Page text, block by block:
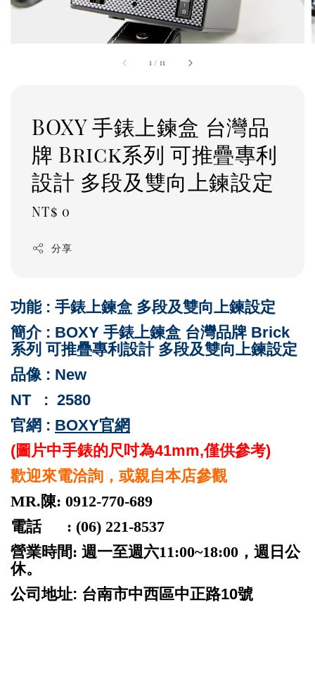
1 / 11
BOXY 手錶上鍊盒 台灣品
牌 Brick系列 可推疊專利
設計 多段及雙向上鍊設定
Regular
NT$ 0
分享
功能 : 手錶上鍊盒 多段及雙向上鍊設定
簡介 : BOXY 手錶上鍊盒 台灣品牌 Brick
系列 可推疊專利設計 多段及雙向上鍊設定
品像 : New
NT : 2580
官網 : BOXY官網
(圖片中手錶的尺吋為41mm,僅供參考)
歡迎來電洽詢，或親自本店參觀
MR.陳: 0912-770-689
電話 : (06) 221-8537
營業時間: 週一至週六11:00~18:00，週日公
休。
公司地址: 台南市中西區中正路10號